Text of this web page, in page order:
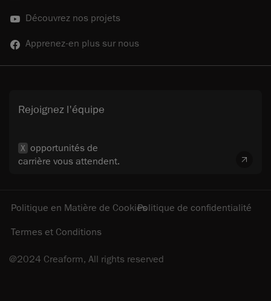
Découvrez nos projets
Apprenez-en plus sur nous
Rejoignez l'équipe
X opportunités de
carrière vous attendent.
@2024 Creaform, All rights reserved
Politique en Matière de CookiesPolitique de confidentialité
Termes et Conditions